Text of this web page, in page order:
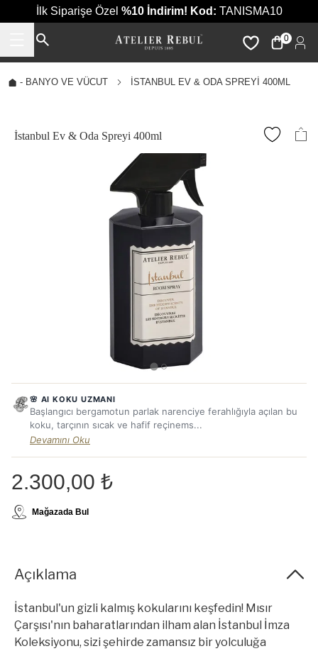
İlk Siparişe Özel %10 İndirim! Kod: TANISMA10
0
- BANYO VE VÜCUT İSTANBUL EV & ODA SPREYI 400ML
İstanbul Ev & Oda Spreyi 400ml
🌸 AI KOKU UZMANI
Başlangıcı bergamotun parlak narenciye ferahlığıyla açılan bu
koku, tarçının sıcak ve hafif reçinems...
Devamını Oku
2.300,00 ₺
Mağazada Bul
Açıklama
İstanbul'un gizli kalmış kokularını keşfedin! Mısır
Çarşısı'nın baharatlarından ilham alan İstanbul İmza
Koleksiyonu, sizi şehirde zamansız bir yolculuğa